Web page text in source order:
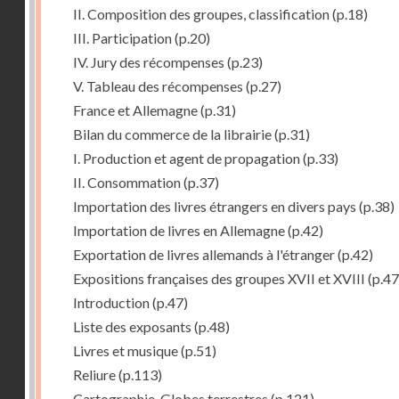
II. Composition des groupes, classification(p.18)
III. Participation(p.20)
IV. Jury des récompenses (p.23)
V. Tableau des récompenses (p.27)
France et Allemagne(p.31)
Bilan du commerce de la librairie(p.31)
I. Production et agent de propagation(p.33)
II. Consommation(p.37)
Importation des livres étrangers en divers pays (p.38)
Importation de livres en Allemagne(p.42)
Exportation de livres allemands à l'étranger(p.42)
Expositions françaises des groupes XVII et XVIII
Introduction(p.47)
Liste des exposants (p.48)
Livres et musique(p.51)
Reliure(p.113)